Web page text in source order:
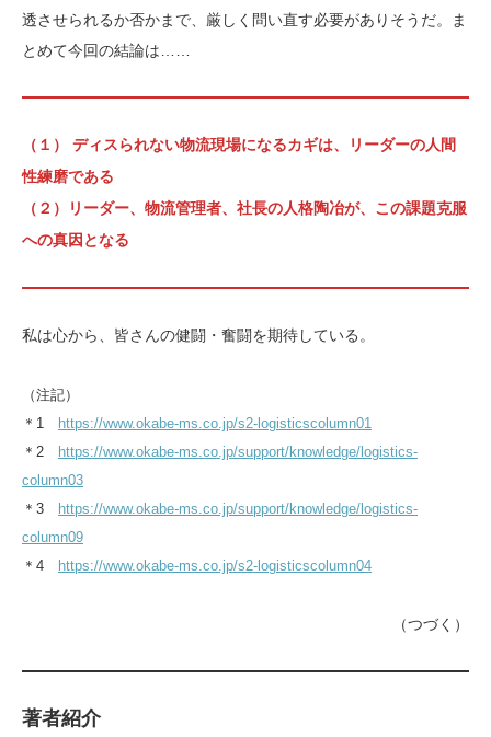
透させられるか否かまで、厳しく問い直す必要がありそうだ。ま
とめて今回の結論は……
（１） ディスられない物流現場になるカギは、リーダーの人間
性練磨である
（２）リーダー、物流管理者、社長の人格陶冶が、この課題克服
への真因となる
私は心から、皆さんの健闘・奮闘を期待している。
（注記）
＊1
https://www.okabe-ms.co.jp/s2-logisticscolumn01
＊2
https://www.okabe-ms.co.jp/support/knowledge/logistics-
column03
＊3
https://www.okabe-ms.co.jp/support/knowledge/logistics-
column09
＊4
https://www.okabe-ms.co.jp/s2-logisticscolumn04
（つづく）
著者紹介